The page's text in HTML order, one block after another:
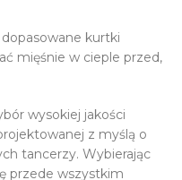
kurtki
mięśnie w cieple przed,
wysokiej jakości
z myślą o
tancerzy. Wybierając
przede wszystkim